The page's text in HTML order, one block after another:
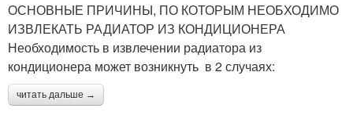
ОСНОВНЫЕ ПРИЧИНЫ, ПО КОТОРЫМ НЕОБХОДИМО
ИЗВЛЕКАТЬ РАДИАТОР ИЗ КОНДИЦИОНЕРА
Необходимость в извлечении радиатора из
кондиционера может возникнуть в 2 случаях:
читать дальше →